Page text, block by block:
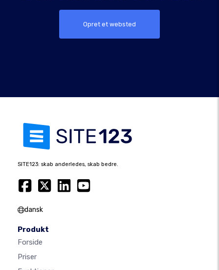
Opret et websted
SITE123: skab anderledes, skab bedre.
dansk
Produkt
Forside
Priser